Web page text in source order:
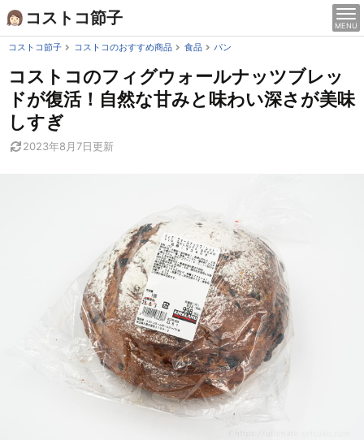
Skip
to
content
コストコ節子 MENU
コストコ節子 コストコのおすすめ商品 食品 パン
コストコのフィグウォールナッツブレッ
ドが復活！自然な甘みと味わい深さが美味
しすぎ
2023年8月7日更新